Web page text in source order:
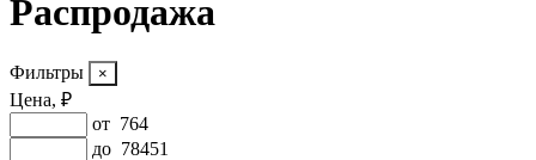
Распродажа
Фильтры
Цена, ₽
от 764
до 78451